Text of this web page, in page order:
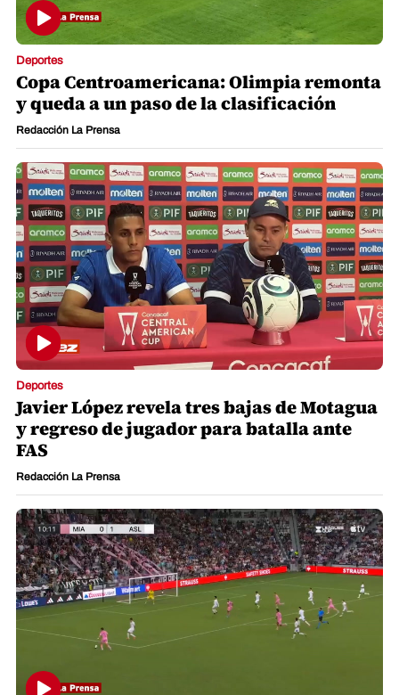
Deportes
Copa Centroamericana: Olimpia remonta
y queda a un paso de la clasificación
Redacción La Prensa
Deportes
Javier López revela tres bajas de Motagua
y regreso de jugador para batalla ante
FAS
Redacción La Prensa